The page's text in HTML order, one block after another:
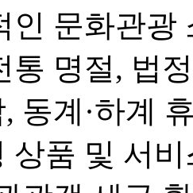
인 문화관광
통 명절, 법
동계·하계
상품 및 서